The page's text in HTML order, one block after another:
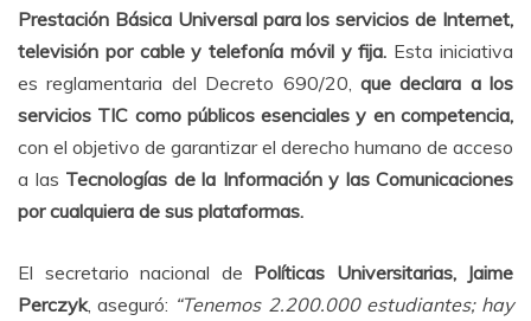
Prestación Básica Universal para los servicios de Internet,
televisión por cable y telefonía móvil y fija. Esta iniciativa
es reglamentaria del Decreto 690/20, que declara a los
servicios TIC como públicos esenciales y en competencia,
con el objetivo de garantizar el derecho humano de acceso
a las Tecnologías de la Información y las Comunicaciones
por cualquiera de sus plataformas.
El secretario nacional de Políticas Universitarias, Jaime
Perczyk, aseguró: “Tenemos 2.200.000 estudiantes; hay